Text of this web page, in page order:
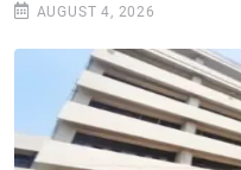
AUGUST 4, 2026